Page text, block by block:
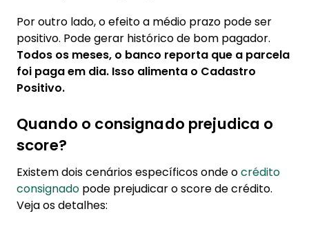
Por outro lado, o efeito a médio prazo pode ser
positivo. Pode gerar histórico de bom pagador.
Todos os meses, o banco reporta que a parcela
foi paga em dia. Isso alimenta o Cadastro
Positivo.
Quando o consignado prejudica o
score?
Existem dois cenários específicos onde ocrédito
consignado pode prejudicar o score de crédito.
Veja os detalhes: